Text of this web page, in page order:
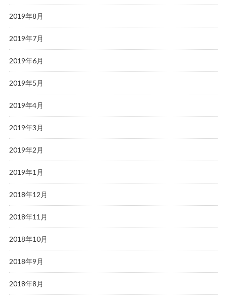
2019年8月
2019年7月
2019年6月
2019年5月
2019年4月
2019年3月
2019年2月
2019年1月
2018年12月
2018年11月
2018年10月
2018年9月
2018年8月